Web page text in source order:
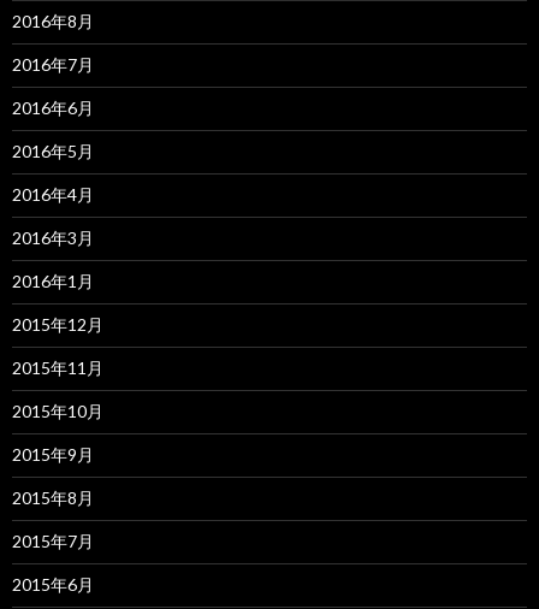
2016年8月
2016年7月
2016年6月
2016年5月
2016年4月
2016年3月
2016年1月
2015年12月
2015年11月
2015年10月
2015年9月
2015年8月
2015年7月
2015年6月